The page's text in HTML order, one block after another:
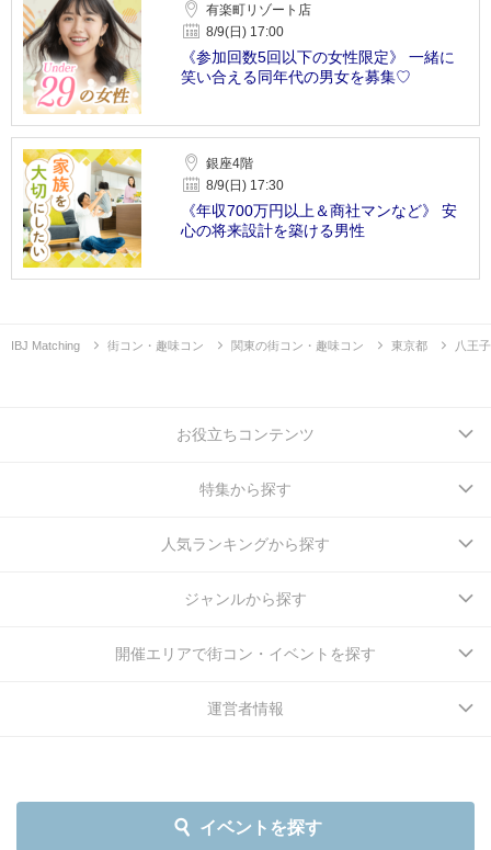
有楽町リゾート店
8/9(日) 17:00
《参加回数5回以下の女性限定》 一緒に
笑い合える同年代の男女を募集♡
銀座4階
8/9(日) 17:30
《年収700万円以上＆商社マンなど》 安
心の将来設計を築ける男性
IBJ Matching 街コン・趣味コン 関東の街コン・趣味コン 東京都 八王子
イベントを探す
お役立ちコンテンツ
特集から探す
人気ランキングから探す
ジャンルから探す
開催エリアで街コン・イベントを探す
運営者情報